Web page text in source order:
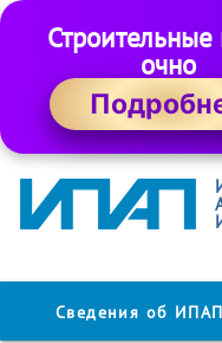
Строительные
очно
Сведения об ИПАП